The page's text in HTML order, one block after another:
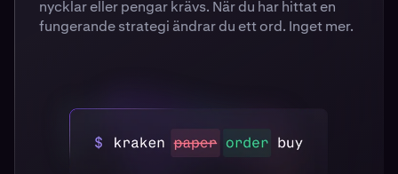
nycklar eller pengar krävs. När du har hittat en
fungerande strategi ändrar du ett ord. Inget mer.